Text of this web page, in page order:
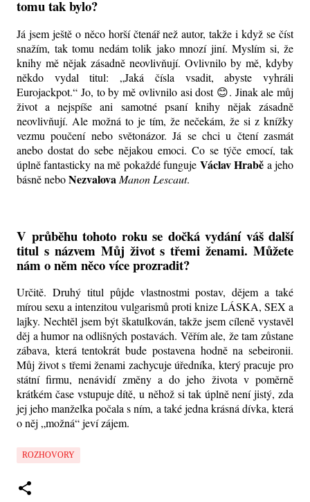
tomu tak bylo?
Já jsem ještě o něco horší čtenář než autor, takže i když se číst
snažím, tak tomu nedám tolik jako mnozí jiní. Myslím si, že
knihy mě nějak zásadně neovlivňují. Ovlivnilo by mě, kdyby
někdo vydal titul: „Jaká čísla vsadit, abyste vyhráli
Eurojackpot.“ Jo, to by mě ovlivnilo asi dost 😊. Jinak ale můj
život a nejspíše ani samotné psaní knihy nějak zásadně
neovlivňují. Ale možná to je tím, že nečekám, že si z knížky
vezmu poučení nebo světonázor. Já se chci u čtení zasmát
anebo dostat do sebe nějakou emoci. Co se týče emocí, tak
úplně fantasticky na mě pokaždé funguje Václav Hrabě a jeho
básně neboNezvalovaManon Lescaut.
V průběhu tohoto roku se dočká vydání váš další
titul s názvem Můj život s třemi ženami. Můžete
nám o něm něco více prozradit?
Určitě. Druhý titul půjde vlastnostmi postav, dějem a také
mírou sexu a intenzitou vulgarismů proti knize LÁSKA, SEX a
lajky. Nechtěl jsem být škatulkován, takže jsem cíleně vystavěl
děj a humor na odlišných postavách. Věřím ale, že tam zůstane
zábava, která tentokrát bude postavena hodně na sebeironii.
Můj život s třemi ženami zachycuje úředníka, který pracuje pro
státní firmu, nenávidí změny a do jeho života v poměrně
krátkém čase vstupuje dítě, u něhož si tak úplně není jistý, zda
jej jeho manželka počala s ním, a také jedna krásná dívka, která
o něj „možná“ jeví zájem.
ROZHOVORY